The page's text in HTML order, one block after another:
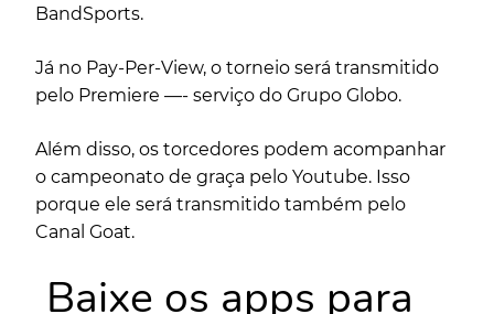
BandSports.
Já no Pay-Per-View, o torneio será transmitido
pelo Premiere —- serviço do Grupo Globo.
Além disso, os torcedores podem acompanhar
o campeonato de graça pelo Youtube. Isso
porque ele será transmitido também pelo
Canal Goat.
Baixe os apps para